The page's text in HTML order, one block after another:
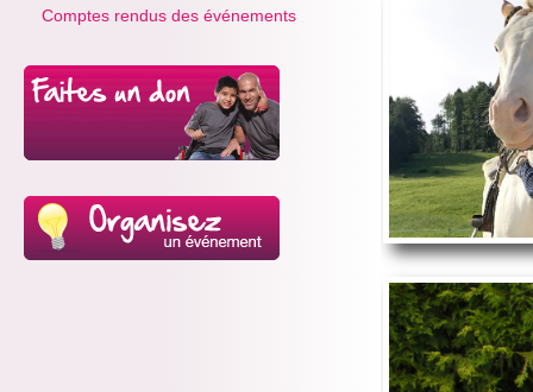
Comptes rendus des événements